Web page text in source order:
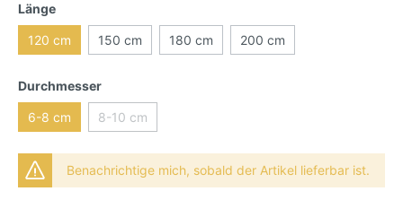
Länge
120 cm 150 cm 180 cm 200 cm
Durchmesser
6-8 cm 8-10 cm
Benachrichtige mich, sobald der Artikel lieferbar ist.